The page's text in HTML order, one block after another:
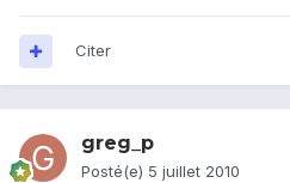
Citer
greg_p
Posté(e) 5 juillet 2010